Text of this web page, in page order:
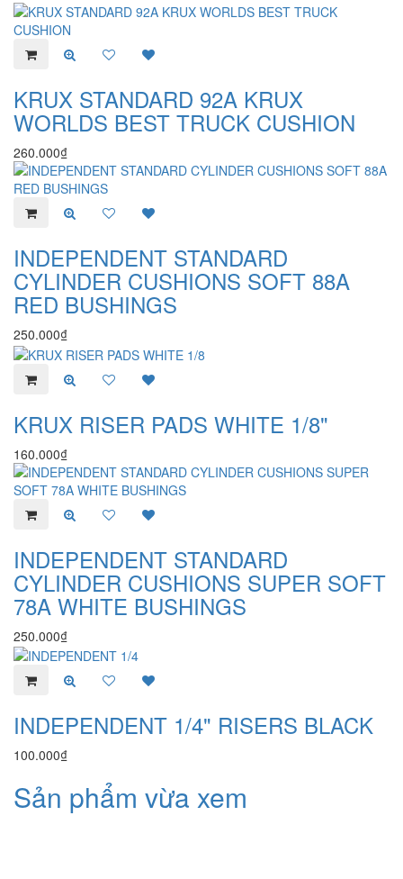
KRUX STANDARD 92A KRUX
WORLDS BEST TRUCK CUSHION
260.000₫
INDEPENDENT STANDARD
CYLINDER CUSHIONS SOFT 88A
RED BUSHINGS
250.000₫
KRUX RISER PADS WHITE 1/8"
160.000₫
INDEPENDENT STANDARD
CYLINDER CUSHIONS SUPER SOFT
78A WHITE BUSHINGS
250.000₫
INDEPENDENT 1/4" RISERS BLACK
100.000₫
Sản phẩm vừa xem